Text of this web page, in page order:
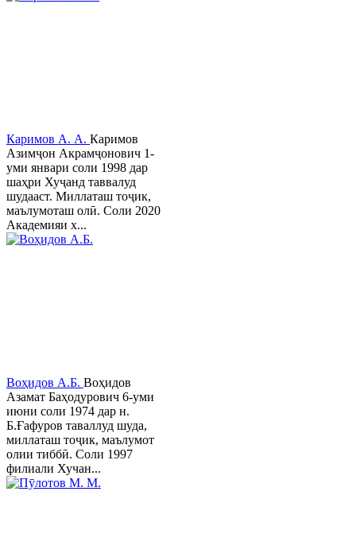
Каримов А. А. Каримов
Азимҷон Акрамҷонович 1-
уми январи соли 1998 дар
шаҳри Хуҷанд таввалуд
шудааст. Миллаташ тоҷик,
маълумоташ олӣ. Соли 2020
Академияи х...
Воҳидов А.Б. Воҳидов
Азамат Баҳодурович 6-уми
июни соли 1974 дар н.
Б.Ғафуров таваллуд шуда,
миллаташ тоҷик, маълумот
олии тиббӣ. Соли 1997
филиали Хучан...